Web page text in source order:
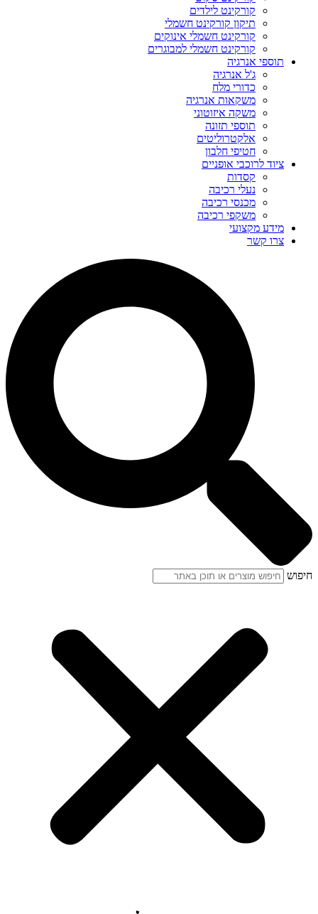
קורקינט לילדים
תיקון קורקינט חשמלי
קורקינט חשמלי אינוקים
קורקינט חשמלי למבוגרים
תוספי אנרגיה
ג'ל אנרגיה
כדורי מלח
משקאות אנרגיה
משקה איזוטוני
תוספי תזונה
אלקטרוליטים
חטיפי חלבון
ציוד לרוכבי אופניים
קסדות
נעלי רכיבה
מכנסי רכיבה
משקפי רכיבה
מידע מקצועי
צרו קשר
חיפוש